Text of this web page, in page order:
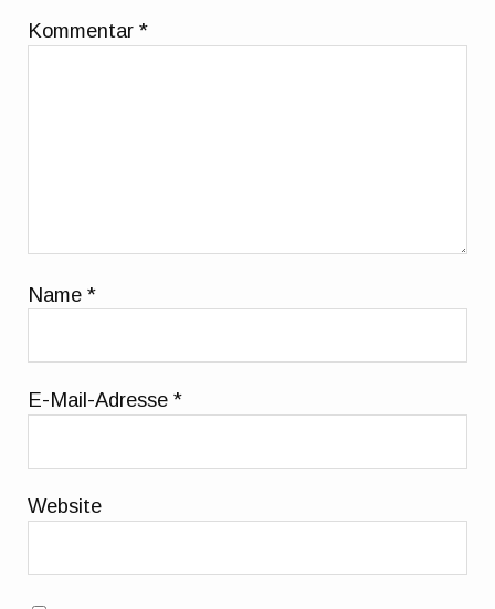
Kommentar*
Name*
E-Mail-Adresse*
Website